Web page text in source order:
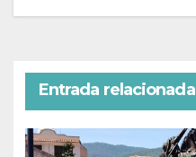
Entrada relacionada